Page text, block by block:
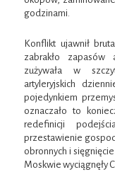
godzinami.
Konflikt ujawnił
zabrakło zapasów
zużywała w
artyleryjskich
pojedynkiem
oznaczało to
redefinicji
przestawienie
obronnych i
Moskwie wyciągnęły